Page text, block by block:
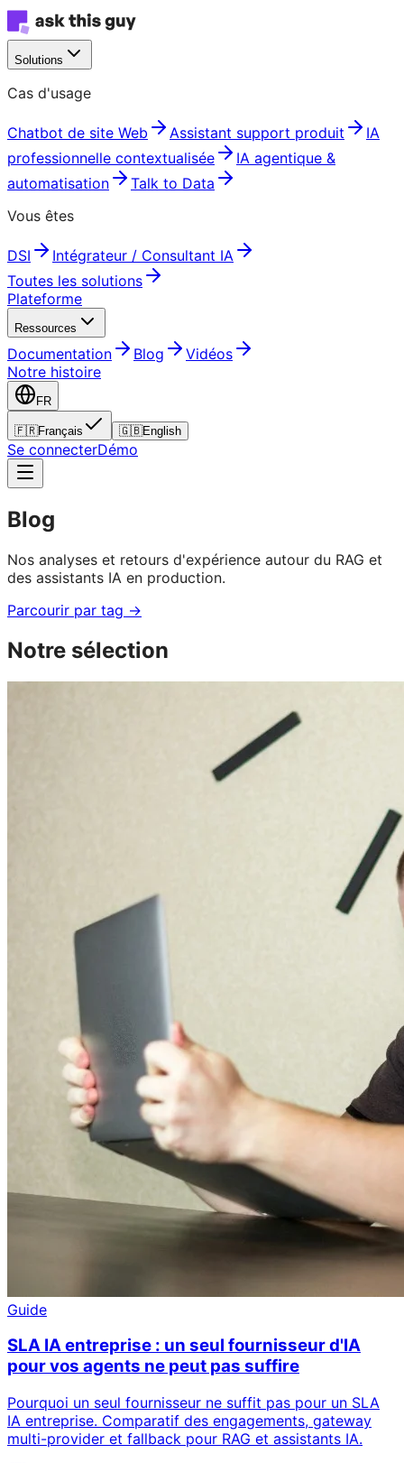
Solutions
Cas d'usage
Chatbot de site Web Assistant support produit
IA
professionnelle contextualisée
IA agentique &
automatisation
Talk to Data
Vous êtes
DSI
Intégrateur / Consultant IA
Toutes les solutions
Plateforme
Ressources
Documentation Blog
Vidéos
Notre histoire
FR
🇫🇷Français 🇬🇧English
Se connecterDémo
Blog
Nos analyses et retours d'expérience autour du RAG et
des assistants IA en production.
Parcourir par tag →
Notre sélection
Guide
SLA IA entreprise : un seul fournisseur d'IA
pour vos agents ne peut pas suffire
Pourquoi un seul fournisseur ne suffit pas pour un SLA
IA entreprise. Comparatif des engagements, gateway
multi-provider et fallback pour RAG et assistants IA.